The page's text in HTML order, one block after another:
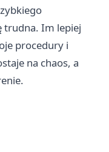
trudna. Im lepiej
procedury i
na chaos, a